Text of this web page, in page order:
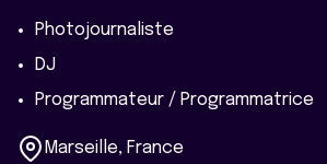
Photojournaliste
DJ
Programmateur / Programmatrice
Marseille, France